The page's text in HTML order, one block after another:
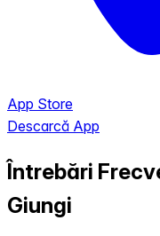
App Store
Descarcă App
Întrebări
Giungi